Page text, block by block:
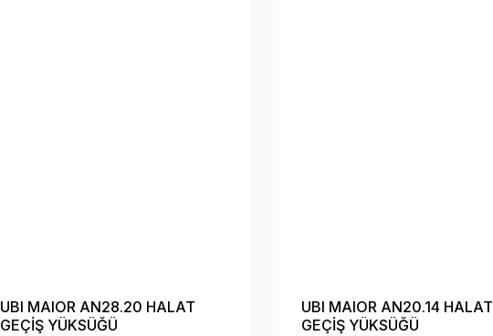
UBI MAIOR AN28.20 HALAT
GEÇİŞ YÜKSÜĞÜ
UBI MAIOR AN20.14 HALAT
GEÇİŞ YÜKSÜĞÜ